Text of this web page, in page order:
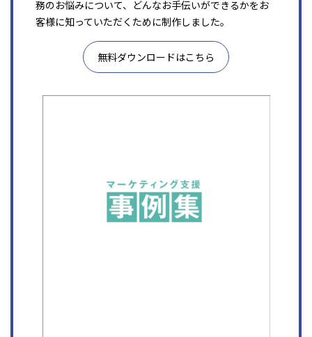
務のお悩みについて、どんなお手伝いができるかをお
客様に知っていただくために制作しました。
無料ダウンロードはこちら